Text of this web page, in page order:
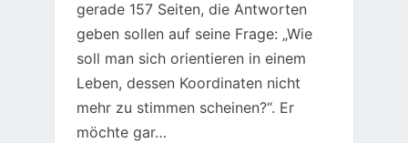
gerade 157 Seiten, die Antworten
geben sollen auf seine Frage: „Wie
soll man sich orientieren in einem
Leben, dessen Koordinaten nicht
mehr zu stimmen scheinen?“. Er
möchte gar…